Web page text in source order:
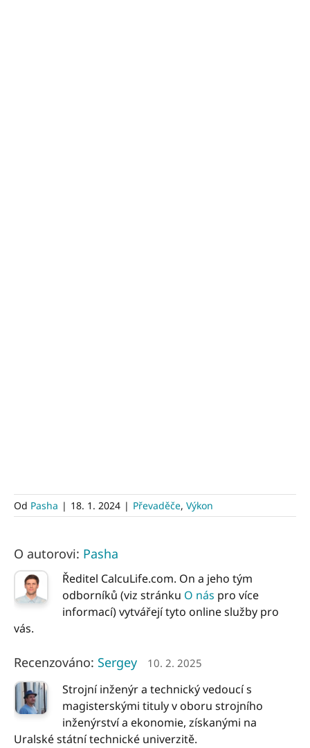
Od Pasha | 18. 1. 2024 | Převaděče, Výkon
O autorovi: Pasha
Ředitel CalcuLife.com. On a jeho tým
odborníků (viz stránku O nás pro více
informací) vytvářejí tyto online služby pro
vás.
Recenzováno: Sergey 10. 2. 2025
Strojní inženýr a technický vedoucí s
magisterskými tituly v oboru strojního
inženýrství a ekonomie, získanými na
Uralské státní technické univerzitě.